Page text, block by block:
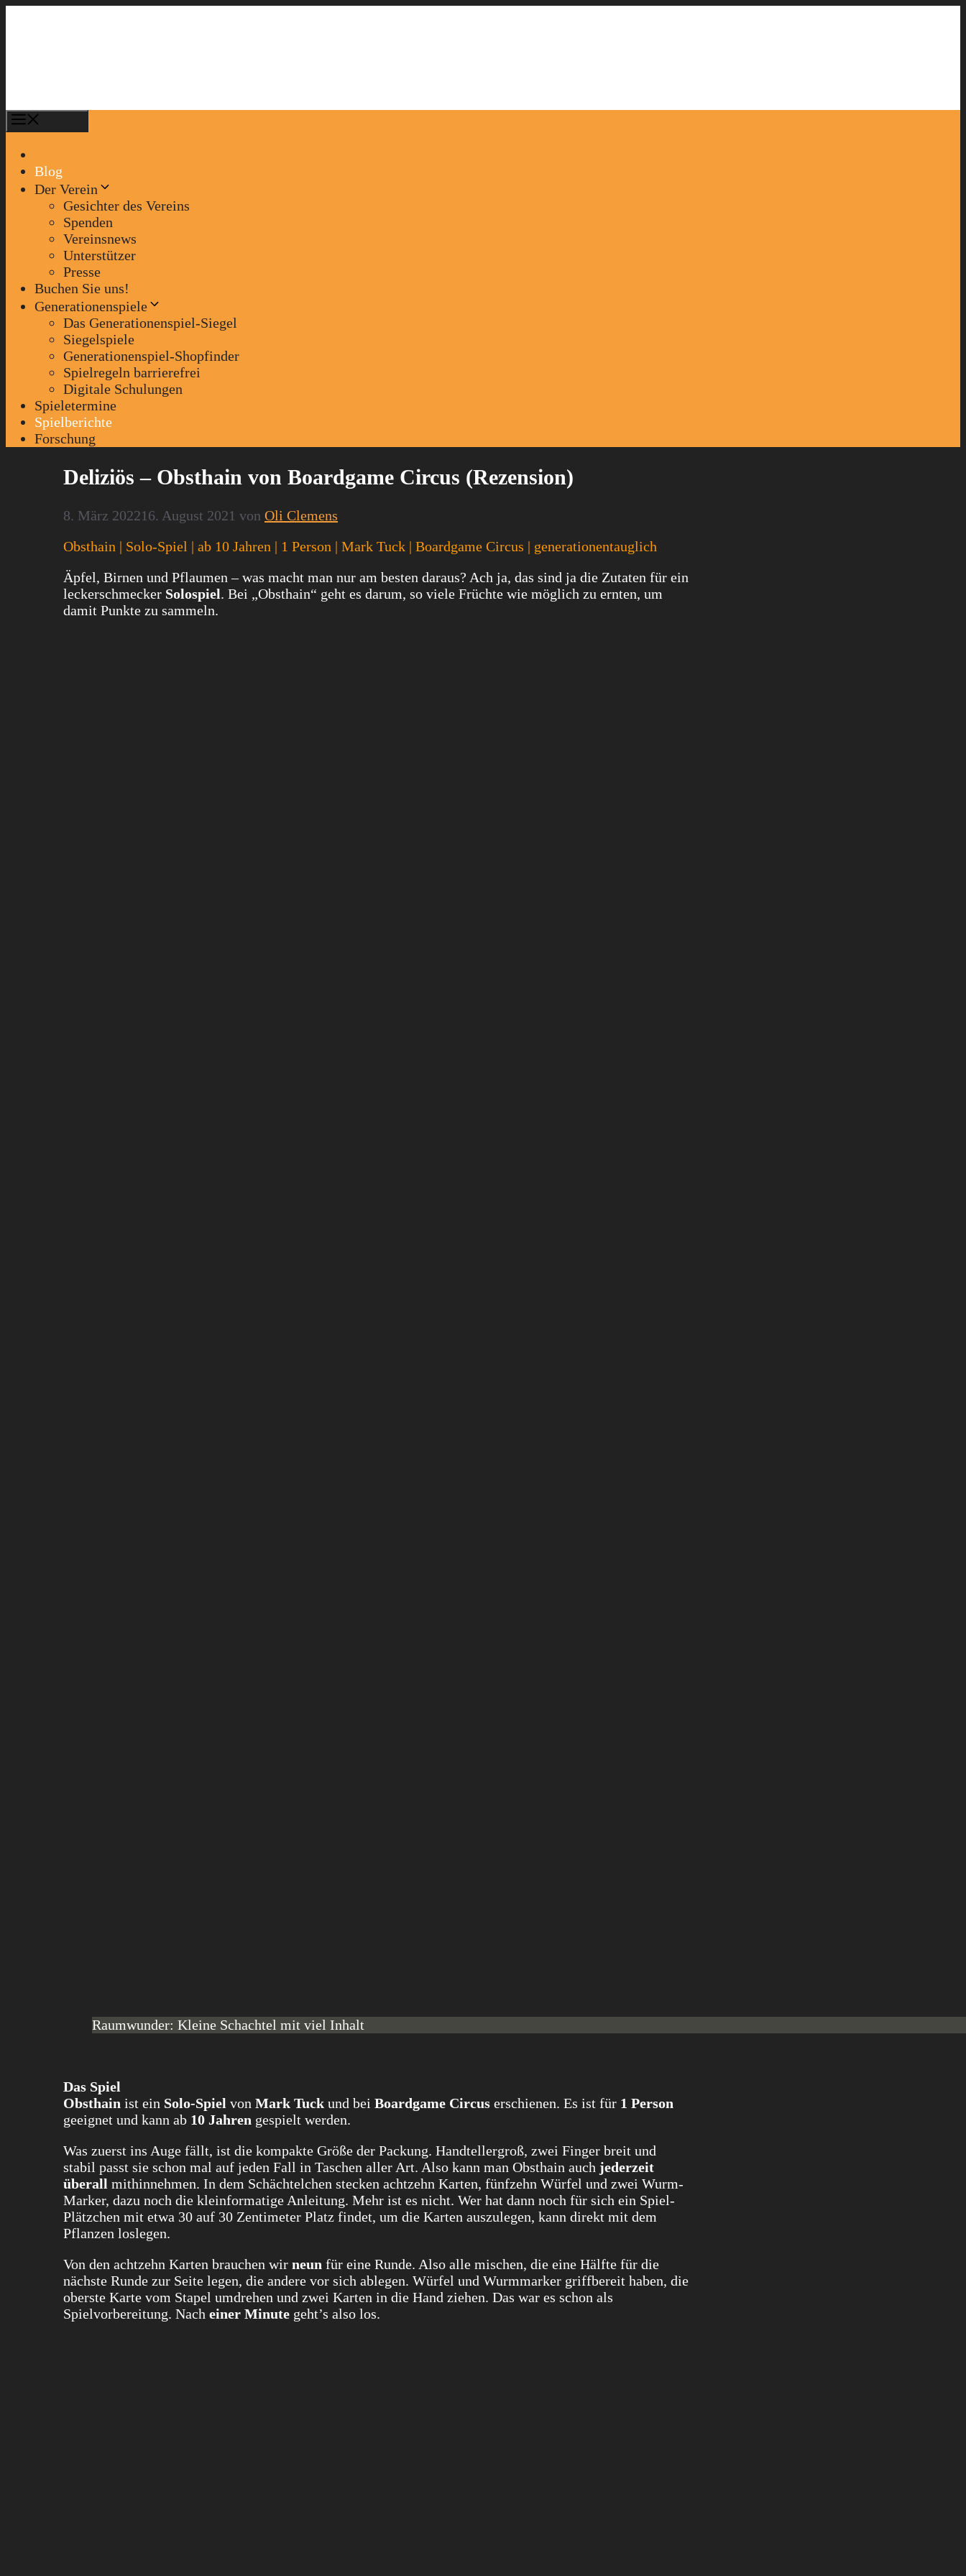
Blog
Der Verein
Gesichter des Vereins
Spenden
Vereinsnews
Unterstützer
Presse
Buchen Sie uns!
Generationenspiele
Das Generationenspiel-Siegel
Siegelspiele
Generationenspiel-Shopfinder
Spielregeln barrierefrei
Digitale Schulungen
Spieletermine
Spielberichte
Forschung
Deliziös – Obsthain von Boardgame Circus (Rezension)
8. März 202216. August 2021 von Oli Clemens
Obsthain | Solo-Spiel | ab 10 Jahren | 1 Person | Mark Tuck | Boardgame Circus | generationentauglich
Äpfel, Birnen und Pflaumen – was macht man nur am besten daraus? Ach ja, das sind ja die Zutaten für ein
leckerschmecker Solospiel. Bei „Obsthain“ geht es darum, so viele Früchte wie möglich zu ernten, um
damit Punkte zu sammeln.
Raumwunder: Kleine Schachtel mit viel Inhalt
Das Spiel
Obsthain ist ein Solo-Spiel von Mark Tuck und bei Boardgame Circus erschienen. Es ist für 1 Person
geeignet und kann ab 10 Jahren gespielt werden.
Was zuerst ins Auge fällt, ist die kompakte Größe der Packung. Handtellergroß, zwei Finger breit und
stabil passt sie schon mal auf jeden Fall in Taschen aller Art. Also kann man Obsthain auch jederzeit
überall mithinnehmen. In dem Schächtelchen stecken achtzehn Karten, fünfzehn Würfel und zwei Wurm-
Marker, dazu noch die kleinformatige Anleitung. Mehr ist es nicht. Wer hat dann noch für sich ein Spiel-
Plätzchen mit etwa 30 auf 30 Zentimeter Platz findet, um die Karten auszulegen, kann direkt mit dem
Pflanzen loslegen.
Von den achtzehn Karten brauchen wir neun für eine Runde. Also alle mischen, die eine Hälfte für die
nächste Runde zur Seite legen, die andere vor sich ablegen. Würfel und Wurmmarker griffbereit haben, die
oberste Karte vom Stapel umdrehen und zwei Karten in die Hand ziehen. Das war es schon als
Spielvorbereitung. Nach einer Minute geht’s also los.